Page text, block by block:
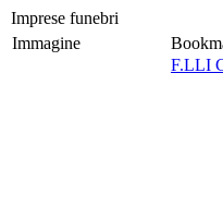
Imprese funebri
Immagine
F.LLI